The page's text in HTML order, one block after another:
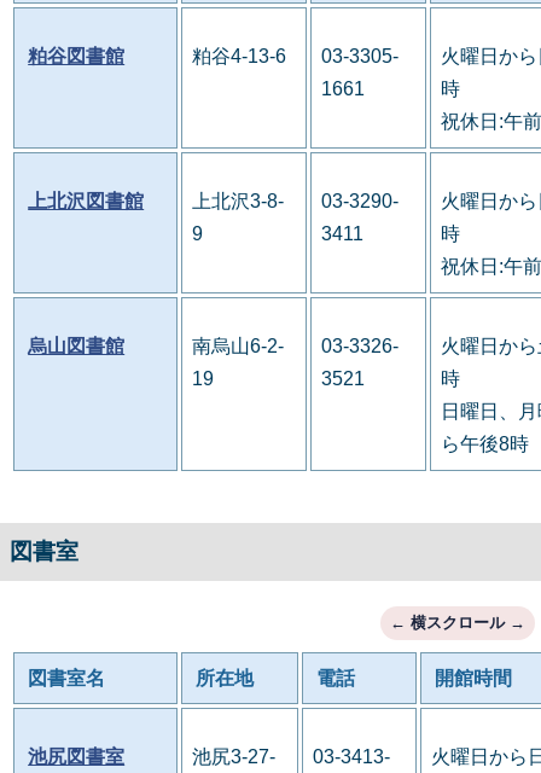
粕谷図書館 粕谷4-13-6
03-3305-
1661
火曜日か
時
祝休日:午
上北沢図書館
上北沢3-8-
9
03-3290-
3411
火曜日か
時
祝休日:午
烏山図書館
南烏山6-2-
19
03-3326-
3521
火曜日か
時
日曜日、
ら午後8時
図書室
図書室名 所在地 電話 開館時間
池尻図書室
池尻3-27-
03-3413-
火曜日から